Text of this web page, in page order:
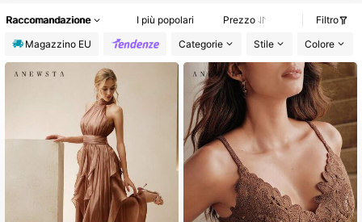
Raccomandazione I più popolari Prezzo
Filtro
Magazzino EU
Categorie Stile Colore